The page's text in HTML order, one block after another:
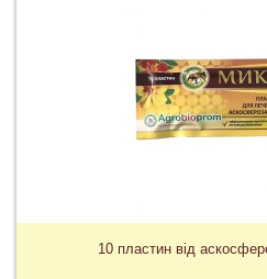
10 пластин від